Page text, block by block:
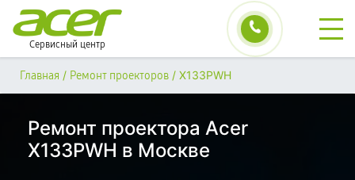
Сервисный центр
Главная / Ремонт проекторов / X133PWH
Ремонт проектора Acer
X133PWH в Москве